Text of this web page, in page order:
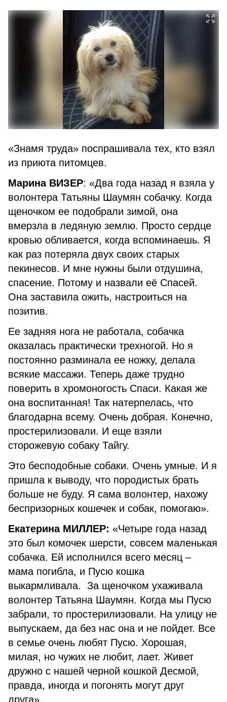
«Знамя труда» поспрашивала тех, кто взял
из приюта питомцев.
Марина ВИЗЕР: «Два года назад я взяла у
волонтера Татьяны Шаумян собачку. Когда
щеночком ее подобрали зимой, она
вмерзла в ледяную землю. Просто сердце
кровью обливается, когда вспоминаешь. Я
как раз потеряла двух своих старых
пекинесов. И мне нужны были отдушина,
спасение. Потому и назвали её Спасей.
Она заставила ожить, настроиться на
позитив.
Ее задняя нога не работала, собачка
оказалась практически трехногой. Но я
постоянно разминала ее ножку, делала
всякие массажи. Теперь даже трудно
поверить в хромоногость Спаси. Какая же
она воспитанная! Так натерпелась, что
благодарна всему. Очень добрая. Конечно,
простерилизовали. И еще взяли
сторожевую собаку Тайгу.
Это бесподобные собаки. Очень умные. И я
пришла к выводу, что породистых брать
больше не буду. Я сама волонтер, нахожу
беспризорных кошечек и собак, помогаю».
Екатерина МИЛЛЕР: «Четыре года назад
это был комочек шерсти, совсем маленькая
собачка. Ей исполнился всего месяц –
мама погибла, и Пусю кошка
выкармливала. За щеночком ухаживала
волонтер Татьяна Шаумян. Когда мы Пусю
забрали, то простерилизовали. На улицу не
выпускаем, да без нас она и не пойдет. Все
в семье очень любят Пусю. Хорошая,
милая, но чужих не любит, лает. Живет
дружно с нашей черной кошкой Десмой,
правда, иногда и погонять могут друг
друга».